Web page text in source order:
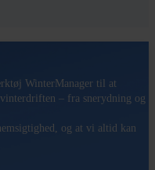
WinterManager til at
– fra snerydning og
og at vi altid kan